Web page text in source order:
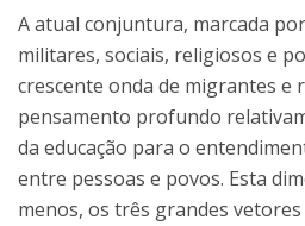
A atual conjuntura, marcada
militares, sociais, religiosos e
crescente onda de migrantes e
pensamento profundo
da educação para o
entre pessoas e povos. Esta
menos, os três grandes